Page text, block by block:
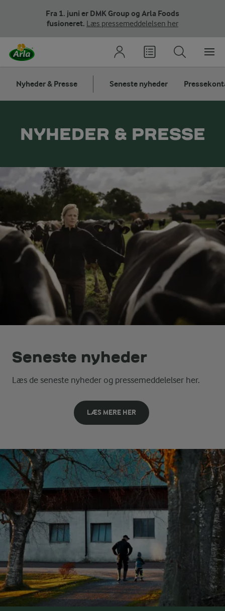
Fra 1. juni er DMK Group og Arla Foods
fusioneret. Læs pressemeddelelsen her
Nyheder & Presse Seneste nyheder
NYHEDER & PRESSE
Seneste nyheder
Læs de seneste nyheder og pressemeddelelser her.
LÆS MERE HER